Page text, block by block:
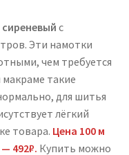
сиреневый с
Эти намотки
чем требуется
такие
для шитья
лёгкий
товара. Цена 100 м
492₽. Купить можно